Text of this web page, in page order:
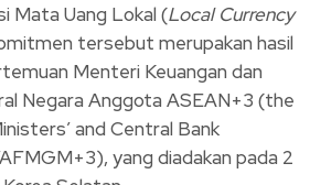
Mata Uang Lokal (Local Currency
tersebut merupakan hasil
Menteri Keuangan dan
Negara Anggota ASEAN+3 (the
and Central Bank
yang diadakan pada 2